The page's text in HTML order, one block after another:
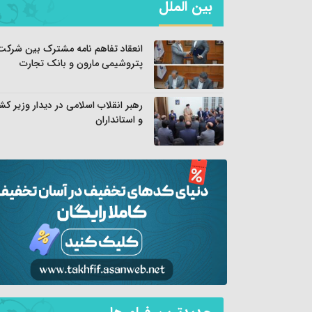
بین الملل
انعقاد تفاهم نامه مشترک بین
پتروشیمی مارون و بانک تجارت
رهبر انقلاب اسلامی در دیدار وزیر
و استانداران